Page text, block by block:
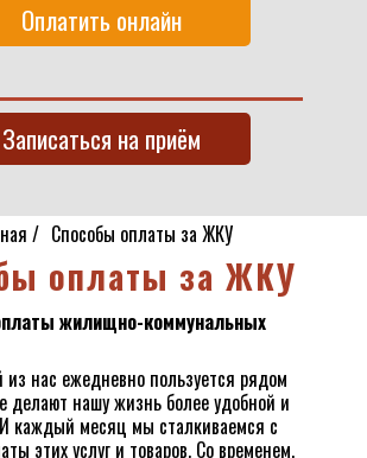
Оплатить онлайн
Записаться на приём
/ Способы оплаты за ЖКУ
оплаты за ЖКУ
жилищно-коммунальных
ежедневно пользуется рядом
делают нашу жизнь более удобной и
каждый месяц мы сталкиваемся с
этих услуг и товаров. Со временем,